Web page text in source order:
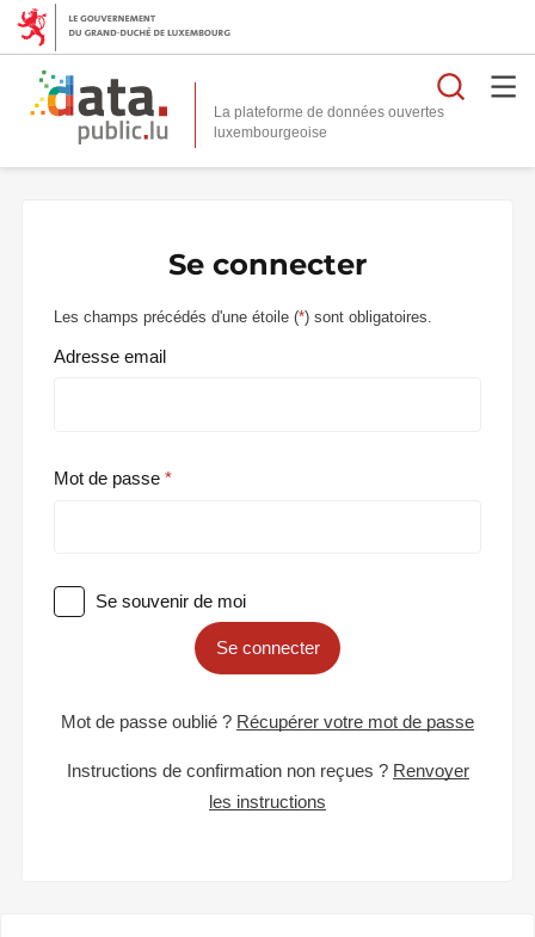
La plateforme de données ouvertes
Se connecter
Les champs précédés d'une étoile (*) sont obligatoires.
Adresse email
Mot de passe
Se souvenir de moi
Se connecter
Mot de passe oublié ? Récupérer votre mot de passe
Instructions de confirmation non reçues ? Renvoyer
les instructions